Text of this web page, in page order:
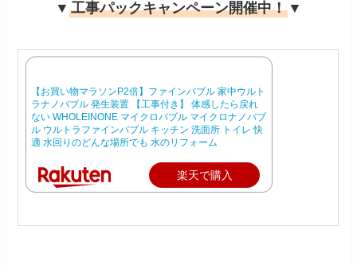
▼ 工事パックキャンペーン開催中！ ▼
【お買い物マラソンP2倍】ファインバブル 家中ウルト
ラナノバブル 発生装置 【工事付き】 体感したら戻れ
ない WHOLEINONE マイクロバブル マイクロナノバブ
ル ウルトラファインバブル キッチン 洗面所 トイレ 快
適 水回りのどんな場所でも 水のリフォーム
楽天で購入